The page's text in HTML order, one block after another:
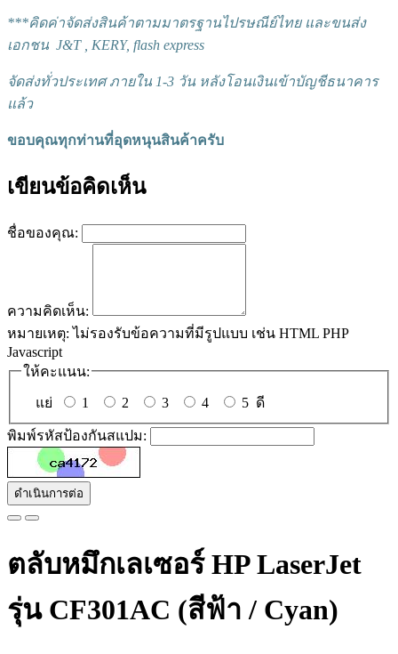
***คิดค่าจัดส่งสินค้าตามมาตรฐานไปรษณีย์ไทย และขนส่ง
เอกชน J&T , KERY, flash express
จัดส่งทั่วประเทศ ภายใน 1-3 วัน หลังโอนเงินเข้าบัญชีธนาคาร
แล้ว
ขอบคุณทุกท่านที่อุดหนุนสินค้าครับ
เขียนข้อคิดเห็น
ชื่อของคุณ:
ความคิดเห็น:
หมายเหตุ: ไม่รองรับข้อความที่มีรูปแบบ เช่น HTML PHP
Javascript
ให้คะแนน:
แย่ 1 2 3 4 5 ดี
พิมพ์รหัสป้องกันสแปม:
ดำเนินการต่อ
ตลับหมึกเลเซอร์ HP LaserJet
รุ่น CF301AC (สีฟ้า / Cyan)